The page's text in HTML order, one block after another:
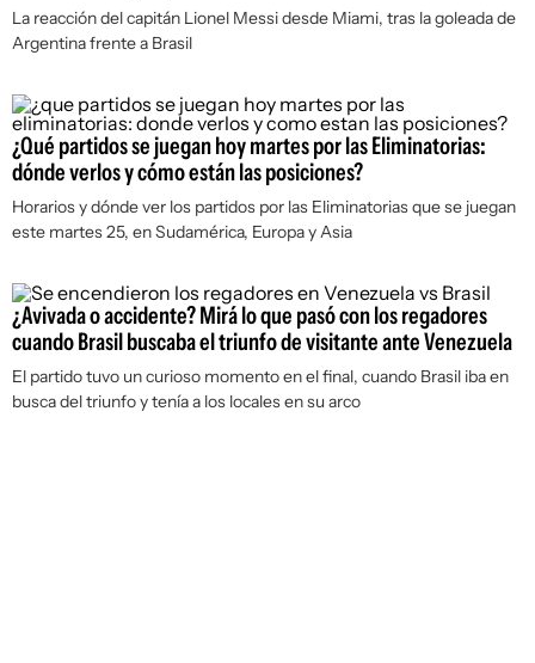
La reacción del capitán Lionel Messi desde Miami, tras la goleada de
Argentina frente a Brasil
¿Qué partidos se juegan hoy martes por las Eliminatorias:
dónde verlos y cómo están las posiciones?
Horarios y dónde ver los partidos por las Eliminatorias que se juegan
este martes 25, en Sudamérica, Europa y Asia
¿Avivada o accidente? Mirá lo que pasó con los regadores
cuando Brasil buscaba el triunfo de visitante ante Venezuela
El partido tuvo un curioso momento en el final, cuando Brasil iba en
busca del triunfo y tenía a los locales en su arco